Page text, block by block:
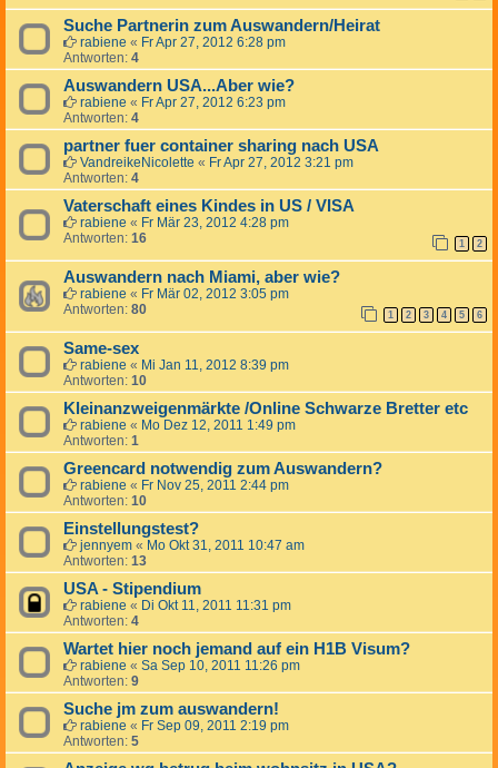
Suche Partnerin zum Auswandern/Heirat
rabiene « Fr Apr 27, 2012 6:28 pm
Antworten: 4
Auswandern USA...Aber wie?
rabiene « Fr Apr 27, 2012 6:23 pm
Antworten: 4
partner fuer container sharing nach USA
VandreikeNicolette « Fr Apr 27, 2012 3:21 pm
Antworten: 4
Vaterschaft eines Kindes in US / VISA
rabiene « Fr Mär 23, 2012 4:28 pm
Antworten: 16 1 2
Auswandern nach Miami, aber wie?
rabiene « Fr Mär 02, 2012 3:05 pm
Antworten: 80 1 2 3 4 5 6
Same-sex
rabiene « Mi Jan 11, 2012 8:39 pm
Antworten: 10
Kleinanzweigenmärkte /Online Schwarze Bretter etc
rabiene « Mo Dez 12, 2011 1:49 pm
Antworten: 1
Greencard notwendig zum Auswandern?
rabiene « Fr Nov 25, 2011 2:44 pm
Antworten: 10
Einstellungstest?
jennyem « Mo Okt 31, 2011 10:47 am
Antworten: 13
USA - Stipendium
rabiene « Di Okt 11, 2011 11:31 pm
Antworten: 4
Wartet hier noch jemand auf ein H1B Visum?
rabiene « Sa Sep 10, 2011 11:26 pm
Antworten: 9
Suche jm zum auswandern!
rabiene « Fr Sep 09, 2011 2:19 pm
Antworten: 5